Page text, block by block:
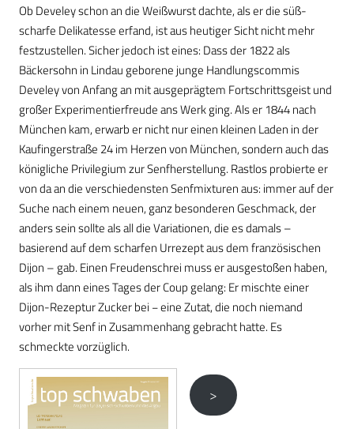
Ob Develey schon an die Weißwurst dachte, als er die süß-
scharfe Delikatesse erfand, ist aus heutiger Sicht nicht mehr
festzustellen. Sicher jedoch ist eines: Dass der 1822 als
Bäckersohn in Lindau geborene junge Handlungscommis
Develey von Anfang an mit ausgeprägtem Fortschrittsgeist und
großer Experimentierfreude ans Werk ging. Als er 1844 nach
München kam, erwarb er nicht nur einen kleinen Laden in der
Kaufingerstraße 24 im Herzen von München, sondern auch das
königliche Privilegium zur Senfherstellung. Rastlos probierte er
von da an die verschiedensten Senfmixturen aus: immer auf der
Suche nach einem neuen, ganz besonderen Geschmack, der
anders sein sollte als all die Variationen, die es damals –
basierend auf dem scharfen Urrezept aus dem französischen
Dijon – gab. Einen Freudenschrei muss er ausgestoßen haben,
als ihm dann eines Tages der Coup gelang: Er mischte einer
Dijon-Rezeptur Zucker bei − eine Zutat, die noch niemand
vorher mit Senf in Zusammenhang gebracht hatte. Es
schmeckte vorzüglich.
>